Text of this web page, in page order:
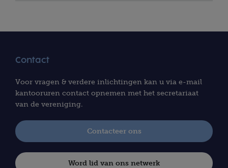
Contact
Voor vragen & verdere inlichtingen kan u via e-mail
kantooruren contact opnemen met het secretariaat
van de vereniging.
Contacteer ons
Word lid van ons netwerk